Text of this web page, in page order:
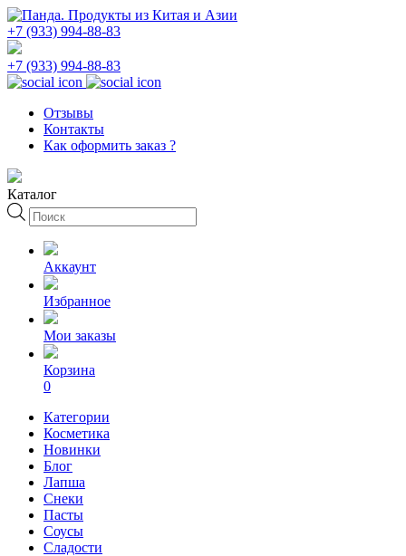
+7 (933) 994-88-83
+7 (933) 994-88-83
Отзывы
Контакты
Как оформить заказ ?
Каталог
Поиск
товаров
Аккаунт
Избранное
Мои заказы
Корзина
0
Категории
Косметика
Новинки
Блог
Лапша
Снеки
Пасты
Соусы
Сладости